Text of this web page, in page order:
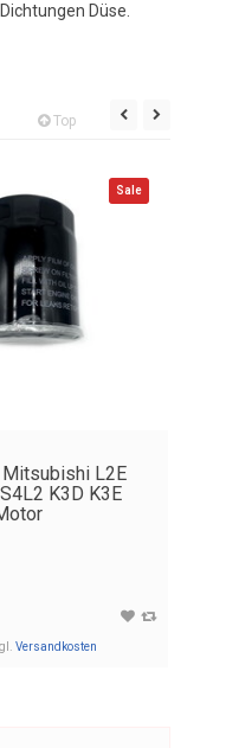
Düse.
Top
Sale
L2E
K3D K3E
Versandkosten